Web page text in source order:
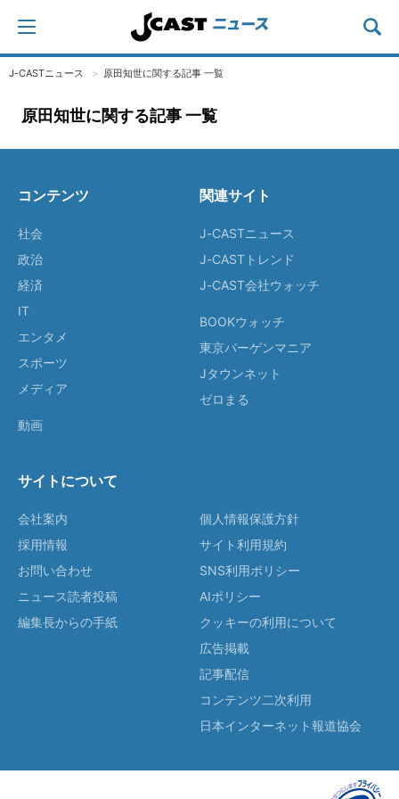
J-CASTニュース 原田知世に関する記事 一覧
原田知世に関する記事 一覧
コンテンツ
社会
政治
経済
IT
エンタメ
スポーツ
メディア
動画
関連サイト
J-CASTニュース
J-CASTトレンド
J-CAST会社ウォッチ
BOOKウォッチ
東京バーゲンマニア
Jタウンネット
ゼロまる
サイトについて
会社案内
採用情報
お問い合わせ
ニュース読者投稿
編集長からの手紙
個人情報保護方針
サイト利用規約
SNS利用ポリシー
AIポリシー
クッキーの利用について
広告掲載
記事配信
コンテンツ二次利用
日本インターネット報道協会